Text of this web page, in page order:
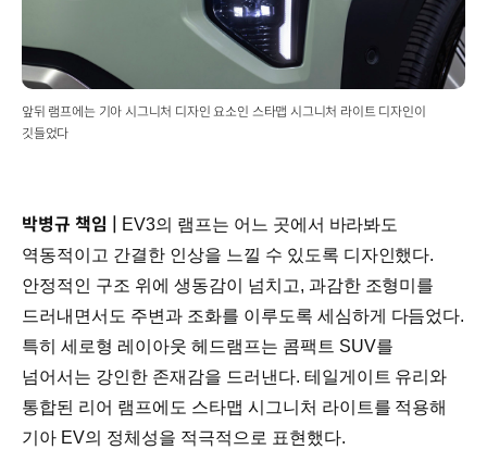
앞뒤 램프에는 기아 시그니처 디자인 요소인 스타맵 시그니처 라이트 디자인이
깃들었다
박병규 책임 |
EV3의 램프는 어느 곳에서 바라봐도
역동적이고 간결한 인상을 느낄 수 있도록 디자인했다.
안정적인 구조 위에 생동감이 넘치고, 과감한 조형미를
드러내면서도 주변과 조화를 이루도록 세심하게 다듬었다.
특히 세로형 레이아웃 헤드램프는 콤팩트 SUV를
넘어서는 강인한 존재감을 드러낸다. 테일게이트 유리와
통합된 리어 램프에도 스타맵 시그니처 라이트를 적용해
기아 EV의 정체성을 적극적으로 표현했다.